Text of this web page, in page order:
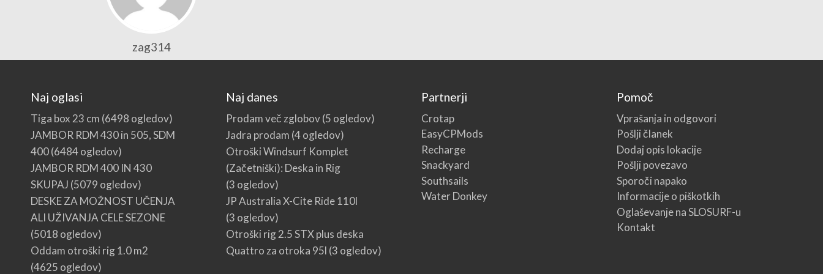
zag314
Naj oglasi
Tiga box 23 cm (6498 ogledov)
JAMBOR RDM 430 in 505, SDM
400(6484 ogledov)
JAMBOR RDM 400 IN 430
SKUPAJ (5079 ogledov)
DESKE ZA MOŽNOST UČENJA
ALI UŽIVANJA CELE SEZONE
(5018 ogledov)
Oddam otroški rig 1.0 m2
(4625 ogledov)
Naj danes
Prodam več zglobov(5 ogledov)
Jadra prodam (4 ogledov)
Otroški Windsurf Komplet
(Začetniški): Deska in Rig
(3 ogledov)
JP Australia X-Cite Ride 110l
(3 ogledov)
Otroški rig 2.5 STX plus deska
Quattro za otroka 95l (3 ogledov)
Partnerji
Crotap
EasyCPMods
Recharge
Snackyard
Southsails
Water Donkey
Pomoč
Vprašanja in odgovori
Pošlji članek
Dodaj opis lokacije
Pošlji povezavo
Sporoči napako
Informacije o piškotkih
Oglaševanje na SLOSURF-u
Kontakt